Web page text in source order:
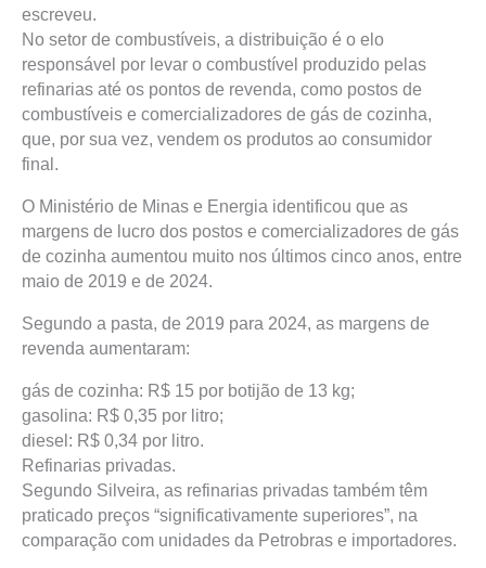
escreveu.
No setor de combustíveis, a distribuição é o elo
responsável por levar o combustível produzido pelas
refinarias até os pontos de revenda, como postos de
combustíveis e comercializadores de gás de cozinha,
que, por sua vez, vendem os produtos ao consumidor
final.
O Ministério de Minas e Energia identificou que as
margens de lucro dos postos e comercializadores de gás
de cozinha aumentou muito nos últimos cinco anos, entre
maio de 2019 e de 2024.
Segundo a pasta, de 2019 para 2024, as margens de
revenda aumentaram:
gás de cozinha: R$ 15 por botijão de 13 kg;
gasolina: R$ 0,35 por litro;
diesel: R$ 0,34 por litro.
Refinarias privadas.
Segundo Silveira, as refinarias privadas também têm
praticado preços “significativamente superiores”, na
comparação com unidades da Petrobras e importadores.